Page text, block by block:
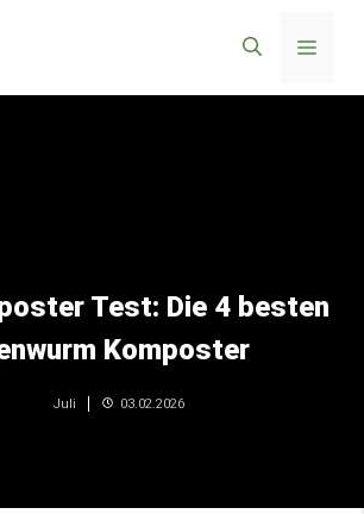
Menü
Test: Die 4 besten
Komposter
Juli 03.02.2026